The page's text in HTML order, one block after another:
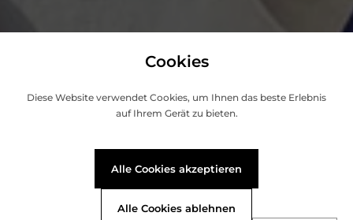
Cookies
Diese Website verwendet Cookies, um Ihnen das beste Erlebnis
auf Ihrem Gerät zu bieten.
Alle Cookies akzeptieren
Alle Cookies ablehnen